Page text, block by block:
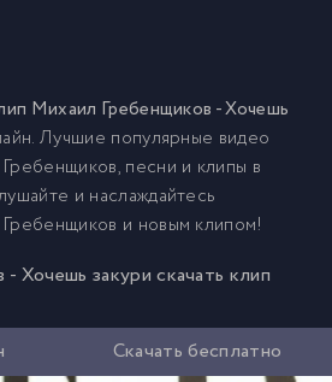
Михаил Гребенщиков - Хочешь
Лучшие популярные видео
песни и клипы в
и наслаждайтесь
и новым клипом!
Хочешь закури скачать клип
Скачать бесплатно